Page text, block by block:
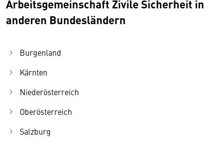
Arbeitsgemeinschaft Zivile Sicherheit in
anderen Bundesländern
Burgenland
Kärnten
Niederösterreich
Oberösterreich
Salzburg